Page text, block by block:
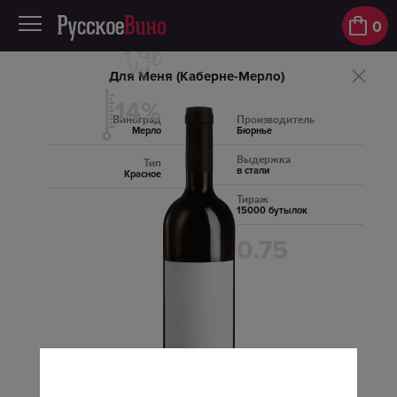
0
Для Меня (Каберне-Мерло)
Виноград
Мерло
14%
Тип
Красное
Производитель
Бюрнье
Выдержка
в стали
Тираж
15000 бутылок